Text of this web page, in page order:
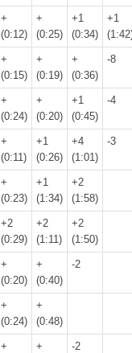
+
(0:12)
+
(0:25)
+1
(0:34)
+1
+
(0:15)
+
(0:19)
+
(0:36)
-8
+
(0:24)
+
(0:20)
+1
(0:45)
-4
+
(0:11)
+1
(0:26)
+4
(1:01)
-3
+
(0:23)
+1
(1:34)
+2
(1:58)
+2
(0:29)
+2
(1:11)
+2
(1:50)
+
(0:20)
+
(0:40)
-2
+
(0:24)
+
(0:48)
+
+
-2